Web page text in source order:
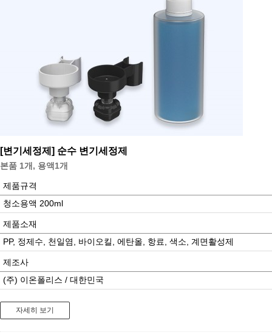
[변기세정제] 순수 변기세정제
본품 1개, 용액1개
제품규격
청소용액 200ml
제품소재
PP, 정제수, 천일염, 바이오킬, 에탄올, 항료, 색소, 계면활성제
제조사
(주) 이온폴리스 / 대한민국
자세히 보기